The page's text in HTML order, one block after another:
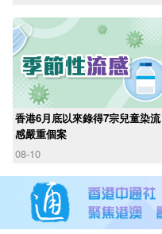
香港6月底以來錄得7宗兒童染流
感嚴重個案
08-10